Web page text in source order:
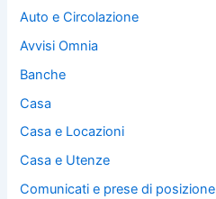
Auto e Circolazione
Avvisi Omnia
Banche
Casa
Casa e Locazioni
Casa e Utenze
Comunicati e prese di posizione